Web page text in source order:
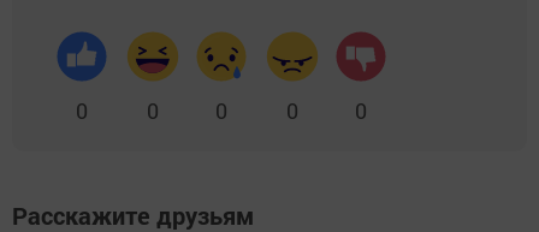
0 0 0 0 0
Расскажите друзьям